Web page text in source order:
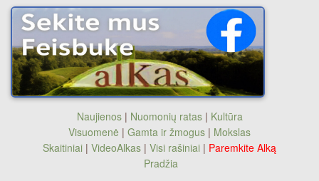
Naujienos| Nuomonių ratas| Kultūra
Visuomenė | Gamta ir žmogus | Mokslas
Skaitiniai | VideoAlkas | Visi rašiniai | Paremkite Alką
Pradžia